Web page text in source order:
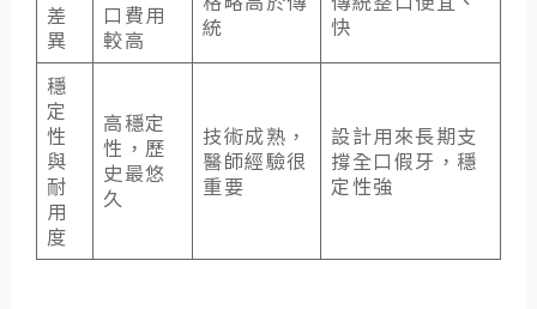
差
異
口費用
較高
統
快
穩
定
性
與
耐
用
度
高穩定
性，歷
史最悠
久
技術成熟，
醫師經驗很
重要
設計用來長期支
撐全口假牙 ，穩
定性強